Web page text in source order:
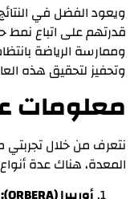
ويعود الفضل في
قدرتهم على اتباع نمط
وممارسة الرياضة
وتحفيز لتحقيق هذه
معلومات
نتعرف من خلال
المعدة، هناك عدة